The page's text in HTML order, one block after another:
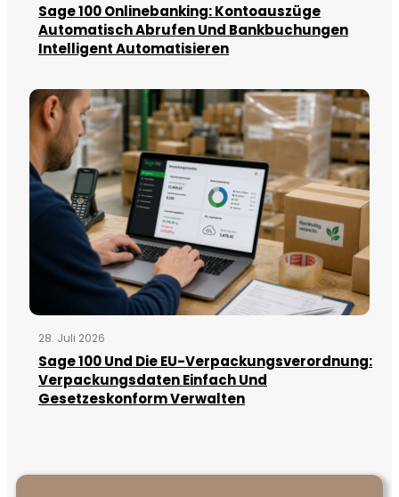
Sage 100 Onlinebanking: Kontoauszüge
Automatisch Abrufen Und Bankbuchungen
Intelligent Automatisieren
28. Juli 2026
Sage 100 Und Die EU-Verpackungsverordnung:
Verpackungsdaten Einfach Und
Gesetzeskonform Verwalten